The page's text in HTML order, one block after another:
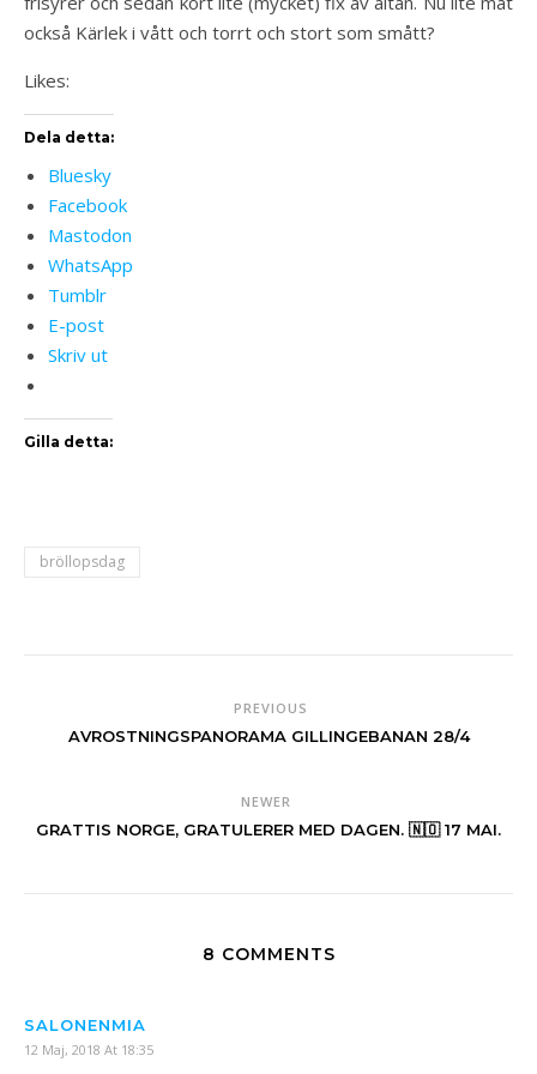
också Kärlek i vått och torrt och stort som smått?
Likes:
Dela detta:
Bluesky
Facebook
Mastodon
WhatsApp
Tumblr
E-post
Skriv ut
Gilla detta:
bröllopsdag
PREVIOUS
AVROSTNINGSPANORAMA GILLINGEBANAN 28/4
NEWER
GRATTIS NORGE, GRATULERER MED DAGEN. 🇳🇴 17 MAI.
8 COMMENTS
SALONENMIA
12 Maj, 2018 At 18:35